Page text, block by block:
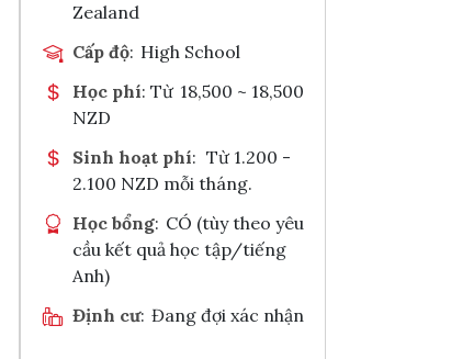
Zealand
Cấp độ: High School
Học phí: Từ 18,500 ~ 18,500
NZD
Sinh hoạt phí: Từ 1.200 -
2.100 NZD mỗi tháng.
Học bổng: CÓ (tùy theo yêu
cầu kết quả học tập/tiếng
Anh)
Định cư: Đang đợi xác nhận